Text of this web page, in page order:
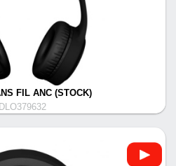
FIL ANC (STOCK)